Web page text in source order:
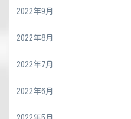
2022年9月
2022年8月
2022年7月
2022年6月